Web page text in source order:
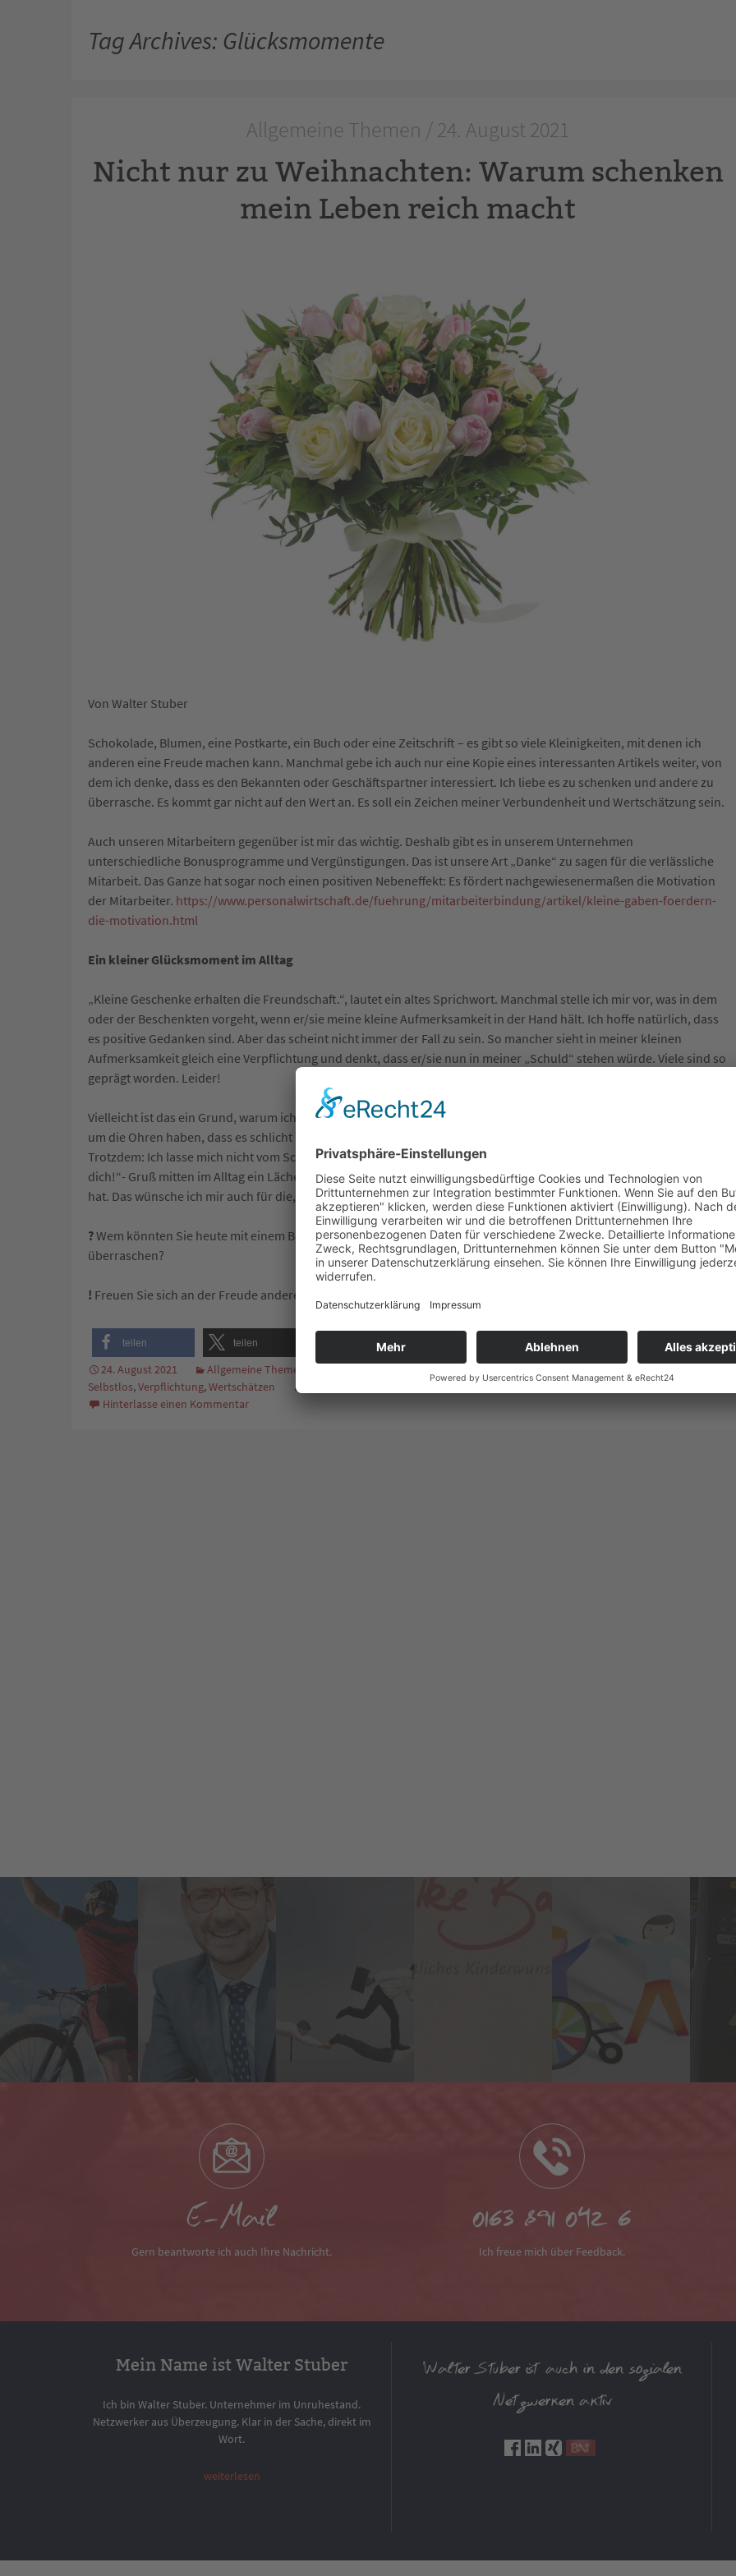
Tag Archives: Glücksmomente
Allgemeine Themen / 24. August 2021
Nicht nur zu Weihnachten: Warum schenken
mein Leben reich macht
Von Walter Stuber
Schokolade, Blumen, eine Postkarte, ein Buch oder eine Zeitschrift – es gibt so viele Kleinigkeiten, mit denen ich
anderen eine Freude machen kann. Manchmal gebe ich auch nur eine Kopie eines interessanten Artikels weiter, von
dem ich denke, dass es den Bekannten oder Geschäftspartner interessiert. Ich liebe es zu schenken und andere zu
überrasche. Es kommt gar nicht auf den Wert an. Es soll ein Zeichen meiner Verbundenheit und Wertschätzung sein.
Auch unseren Mitarbeitern gegenüber ist mir das wichtig. Deshalb gibt es in unserem Unternehmen
unterschiedliche Bonusprogramme und Vergünstigungen. Das ist unsere Art „Danke“ zu sagen für die verlässliche
Mitarbeit. Das Ganze hat sogar noch einen positiven Nebeneffekt: Es fördert nachgewiesenermaßen die Motivation
der Mitarbeiter. https://www.personalwirtschaft.de/fuehrung/mitarbeiterbindung/artikel/kleine-gaben-foerdern-
die-motivation.html
Ein kleiner Glücksmoment im Alltag
„Kleine Geschenke erhalten die Freundschaft.“, lautet ein altes Sprichwort. Manchmal stelle ich mir vor, was in dem
oder der Beschenkten vorgeht, wenn er/sie meine kleine Aufmerksamkeit in der Hand hält. Ich hoffe natürlich, dass
es positive Gedanken sind. Aber das scheint nicht immer der Fall zu sein. So mancher sieht in meiner kleinen
Aufmerksamkeit gleich eine Verpflichtung und denkt, dass er/sie nun in meiner „Schuld“ stehen würde. Viele sind so
geprägt worden. Leider!
Vielleicht ist das ein Grund, warum ich selten ein „Dankeschön“ höre oder lese? Oder es liegt daran, dass alle so viel
um die Ohren haben, dass es schlicht und einfach vergessen wird, sich zu melden und ein Feedback zu geben.
Trotzdem: Ich lasse mich nicht vom Schenken abhalten. Ich habe selbst erlebt, wie mir solch ein „Ich-denke-an-
dich!“- Gruß mitten im Alltag ein Lächeln auf das Gesicht gezaubert hat und mir damit einen Glücksmoment beschert
hat. Das wünsche ich mir auch für die, die ich beschenke.
?Wem könnten Sie heute mit einem Blumenstrauß, einem Kasten Pralinen oder einer besonderen Postkarte
überraschen?
! Freuen Sie sich an der Freude anderer! Das macht Ihr Leben reicher und glücklicher!
teilen teilen merken
24. August 2021 Allgemeine Themen
Selbstlos,Verpflichtung,Wertschätzen
Hinterlasse einen Kommentar
E-Mail
Gern beantworte ich auch Ihre Nachricht.
0163 891 042 6
Ich freue mich über Feedback.
Mein Name ist Walter Stuber
Ich bin Walter Stuber. Unternehmer im Unruhestand.
Netzwerker aus Überzeugung. Klar in der Sache, direkt im
Wort.
weiterlesen
Walter Stuber ist auch in den sozialen
Netzwerken aktiv